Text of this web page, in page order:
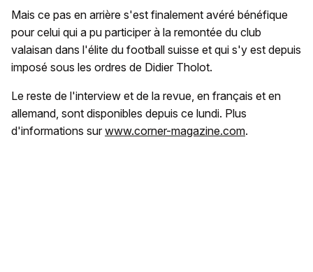
Mais ce pas en arrière s'est finalement avéré bénéfique
pour celui qui a pu participer à la remontée du club
valaisan dans l'élite du football suisse et qui s'y est depuis
imposé sous les ordres de Didier Tholot.
Le reste de l'interview et de la revue, en français et en
allemand, sont disponibles depuis ce lundi. Plus
d'informations sur www.corner-magazine.com.